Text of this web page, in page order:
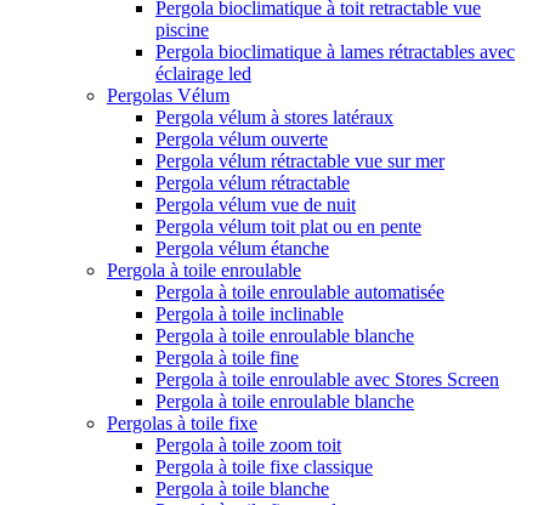
Pergola bioclimatique à toit retractable vue
piscine
Pergola bioclimatique à lames rétractables avec
éclairage led
Pergolas Vélum
Pergola vélum à stores latéraux
Pergola vélum ouverte
Pergola vélum rétractable vue sur mer
Pergola vélum rétractable
Pergola vélum vue de nuit
Pergola vélum toit plat ou en pente
Pergola vélum étanche
Pergola à toile enroulable
Pergola à toile enroulable automatisée
Pergola à toile inclinable
Pergola à toile enroulable blanche
Pergola à toile fine
Pergola à toile enroulable avec Stores Screen
Pergola à toile enroulable blanche
Pergolas à toile fixe
Pergola à toile zoom toit
Pergola à toile fixe classique
Pergola à toile blanche